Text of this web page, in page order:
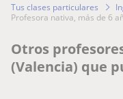
Tus clases particulares
profesora nativa, más de 6
Otros
(Valencia) que